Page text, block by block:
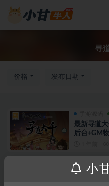
寻
价格 发布日期
最新寻道
后台+GM
手游源码
寻道大千
小